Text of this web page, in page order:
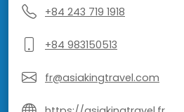
+84 243 719 1918
+84 983150513
fr@asiakingtravel.com